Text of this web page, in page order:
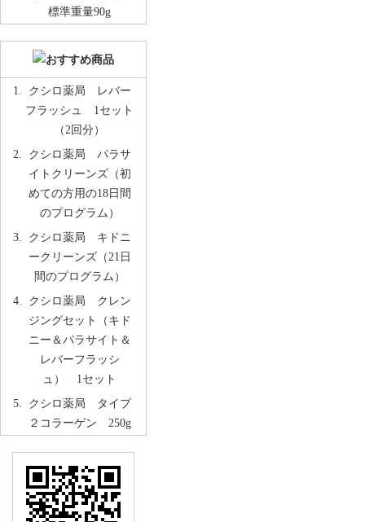
標準重量90g
クシロ薬局 レバー
フラッシュ 1セット
（2回分）
クシロ薬局 パラサ
イトクリーンズ（初
めての方用の18日間
のプログラム）
クシロ薬局 キドニ
ークリーンズ（21日
間のプログラム）
クシロ薬局 クレン
ジングセット（キド
ニー＆パラサイト＆
レバーフラッシ
ュ） 1セット
クシロ薬局 タイプ
２コラーゲン 250g